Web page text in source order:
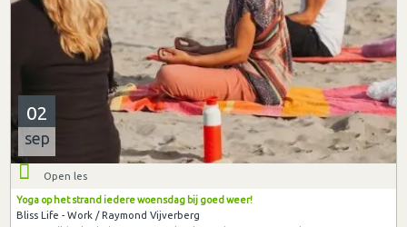
02
sep
Open les
Yoga op het strand iedere woensdag bij goed weer!
Bliss Life - Work / Raymond Vijverberg